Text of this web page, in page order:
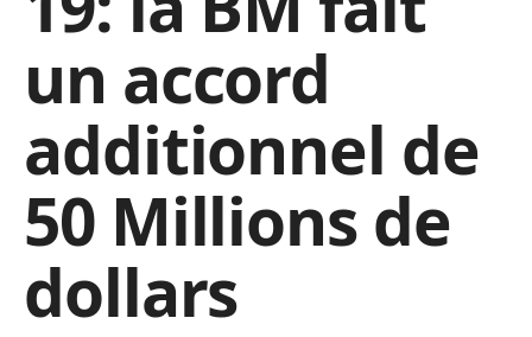
un accord
additionnel de
50 Millions de
dollars